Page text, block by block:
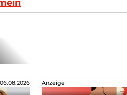
06.08.2026 Anzeige